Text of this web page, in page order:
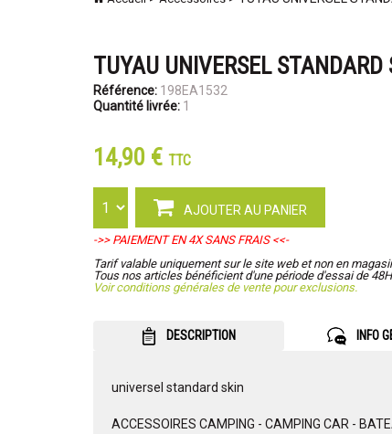
TUYAU UNIVERSEL STANDARD
Référence: 198EA1532
Quantité livrée: 1
14,90 € TTC
AJOUTER AU PANIER
->> PAIEMENT EN 4X SANS FRAIS <<-
Tarif valable uniquement sur le site web et non en
Tous nos articles bénéficient d'une période d'essai de
Voir conditions générales de vente pour exclusions.
DESCRIPTION INFO
universel standard skin
ACCESSOIRES CAMPING - CAMPING CAR -